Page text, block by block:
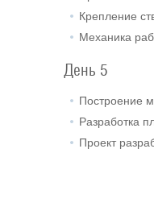
Крепление
Механика
День 5
Построение
Разработка
Проект